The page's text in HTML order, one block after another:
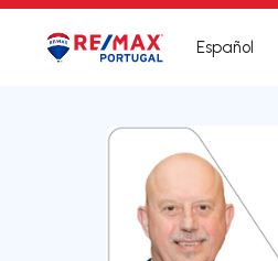
LogotipoIr a la página de inicio
Español